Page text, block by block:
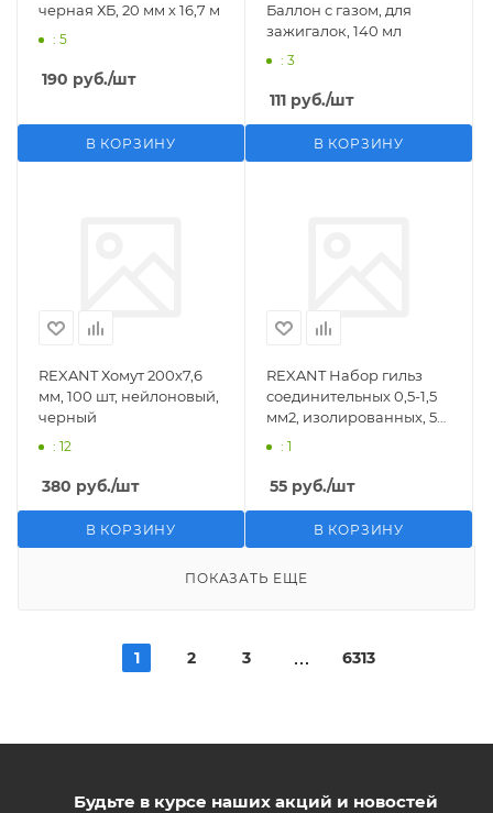
черная ХБ, 20 мм х 16,7 м
: 5
190 руб./шт
В КОРЗИНУ
Баллон с газом, для
зажигалок, 140 мл
: 3
111 руб./шт
В КОРЗИНУ
REXANT Хомут 200х7,6
мм, 100 шт, нейлоновый,
черный
: 12
380 руб./шт
В КОРЗИНУ
REXANT Набор гильз
соединительных 0,5-1,5
мм2, изолированных, 5
: 1
55 руб./шт
В КОРЗИНУ
ПОКАЗАТЬ ЕЩЕ
1 2 3 6313
Будьте в курсе наших акций и новостей